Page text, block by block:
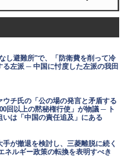
し避難所"で、「防衛費を削って冷
る左派 ─ 中国に忖度した左派の我田
ウチ氏の「公の場の発言と矛盾する
回以上の黙秘権行使」が物議 ─ ト
は「中国の責任追及」にある
が撤退を検討し、三菱離脱に続く
ネルギー政策の転換を表明すべき